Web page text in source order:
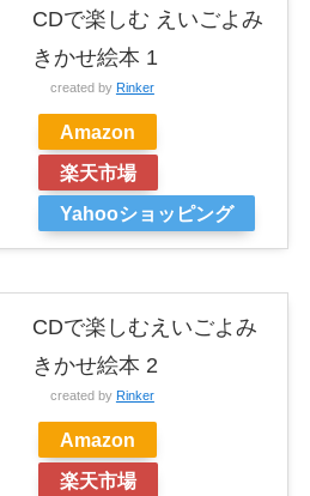
CDで楽しむ えいごよみ
きかせ絵本 1
created by Rinker
Amazon
楽天市場
Yahooショッピング
CDで楽しむえいごよみ
きかせ絵本 2
created by Rinker
Amazon
楽天市場